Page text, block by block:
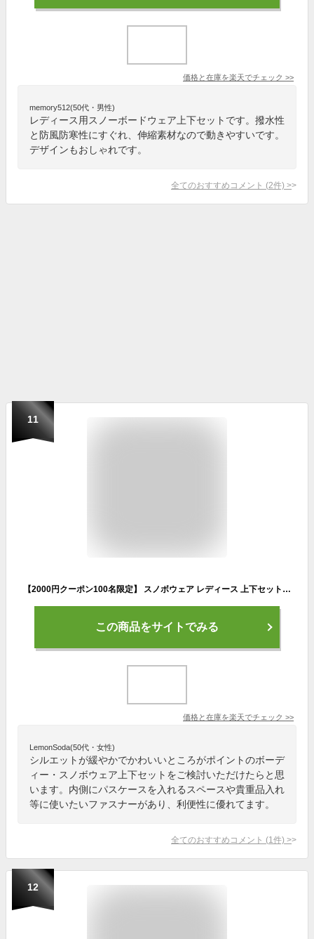
価格と在庫を楽天でチェック >>
memory512(50代・男性)
レディース用スノーボードウェア上下セットです。撥水性
と防風防寒性にすぐれ、伸縮素材なので動きやすいです。
デザインもおしゃれです。
全てのおすすめコメント (2件) >
11
【2000円クーポン100名限定】 スノボウェア レディース 上下セット スノーボードウェア BOARDEE BD25JFOT43W×BD25JFOB43W ボーディー オーバーサイズシルエット
この商品をサイトでみる
価格と在庫を楽天でチェック >>
LemonSoda(50代・女性)
シルエットが緩やかでかわいいところがポイントのボーデ
ィー・スノボウェア上下セットをご検討いただけたらと思
います。内側にパスケースを入れるスペースや貴重品入れ
等に使いたいファスナーがあり、利便性に優れてます。
全てのおすすめコメント (1 件) >
12